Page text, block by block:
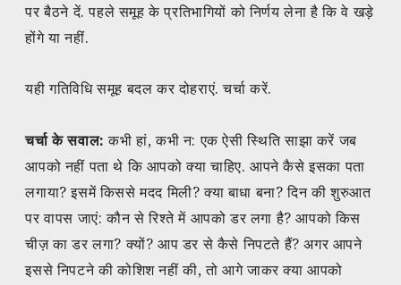
पर बैठने दें. पहले समूह के प्रतिभागियों को निर्णय लेना है कि वे खड़े
होंगे या नहीं.
यही गतिविधि समूह बदल कर दोहराएं. चर्चा करें.
चर्चा के सवाल: कभी हां, कभी न: एक ऐसी स्थिति साझा करें जब
आपको नहीं पता थे कि आपको क्या चाहिए. आपने कैसे इसका पता
लगाया? इसमें किससे मदद मिली? क्या बाधा बना? दिन की शुरुआत
पर वापस जाएं: कौन से रिश्ते में आपको डर लगा है? आपको किस
चीज़ का डर लगा? क्यों? आप डर से कैसे निपटते हैं? अगर आपने
इससे निपटने की कोशिश नहीं की, तो आगे जाकर क्या आपको